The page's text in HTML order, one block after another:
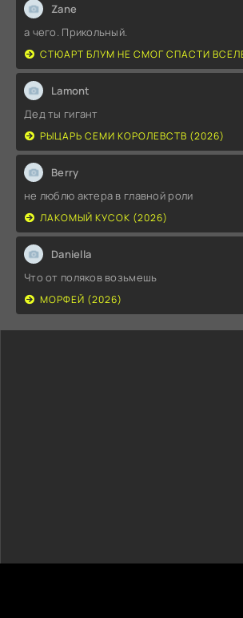
Zane
а чего. Прикольный.
СТЮАРТ БЛУМ НЕ СМОГ СПАСТИ
Lamont
Дед ты гигант
РЫЦАРЬ СЕМИ КОРОЛЕВСТВ (2026)
Berry
не люблю актера в главной роли
ЛАКОМЫЙ КУСОК (2026)
Daniella
Что от поляков возьмешь
МОРФЕЙ (2026)